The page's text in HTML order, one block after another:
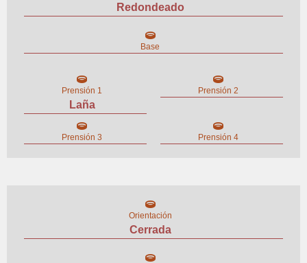
Redondeado
Base
Prensión 1
Laña
Prensión 2
Prensión 3 Prensión 4
Orientación
Cerrada